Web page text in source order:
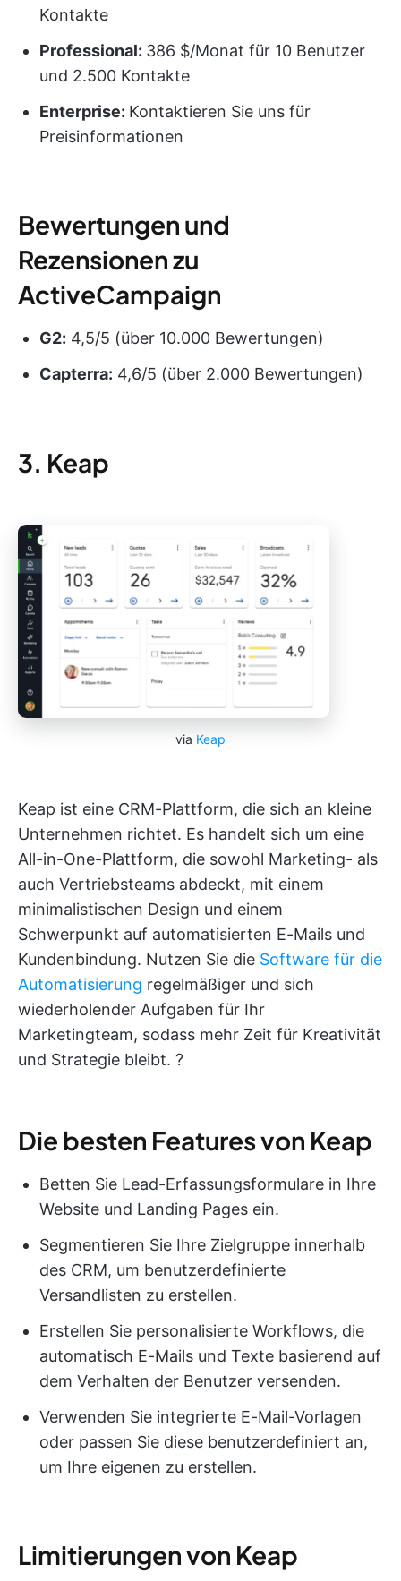
Kontakte
Professional: 386 $/Monat für 10 Benutzer
und 2.500 Kontakte
Enterprise: Kontaktieren Sie uns für
Preisinformationen
Bewertungen und
Rezensionen zu
ActiveCampaign
G2: 4,5/5 (über 10.000 Bewertungen)
Capterra: 4,6/5 (über 2.000 Bewertungen)
3. Keap
via Keap
Keap ist eine CRM-Plattform, die sich an kleine
Unternehmen richtet. Es handelt sich um eine
All-in-One-Plattform, die sowohl Marketing- als
auch Vertriebsteams abdeckt, mit einem
minimalistischen Design und einem
Schwerpunkt auf automatisierten E-Mails und
Kundenbindung. Nutzen Sie die Software für die
Automatisierung regelmäßiger und sich
wiederholender Aufgaben für Ihr
Marketingteam, sodass mehr Zeit für Kreativität
und Strategie bleibt. ?
Die besten Features von Keap
Betten Sie Lead-Erfassungsformulare in Ihre
Website und Landing Pages ein.
Segmentieren Sie Ihre Zielgruppe innerhalb
des CRM, um benutzerdefinierte
Versandlisten zu erstellen.
Erstellen Sie personalisierte Workflows, die
automatisch E-Mails und Texte basierend auf
dem Verhalten der Benutzer versenden.
Verwenden Sie integrierte E-Mail-Vorlagen
oder passen Sie diese benutzerdefiniert an,
um Ihre eigenen zu erstellen.
Limitierungen von Keap